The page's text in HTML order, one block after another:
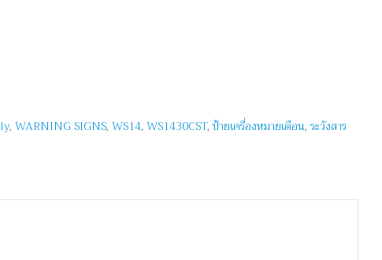
, WARNING SIGNS, WS14, WS1430CST, ป้ายเครื่องหมายเตือน, ระวังสาร